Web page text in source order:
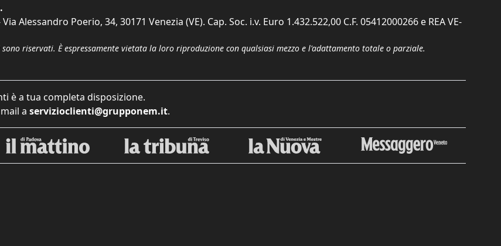
Alessandro Poerio, 34, 30171 Venezia (VE). Cap. Soc. i.v. Euro 1.432.522,00 C.F. 05412000266 e REA VE-
riservati. È espressamente vietata la loro riproduzione con qualsiasi mezzo e l'adattamento totale o parziale.
è a tua completa disposizione.
a servizioclienti@grupponem.it.